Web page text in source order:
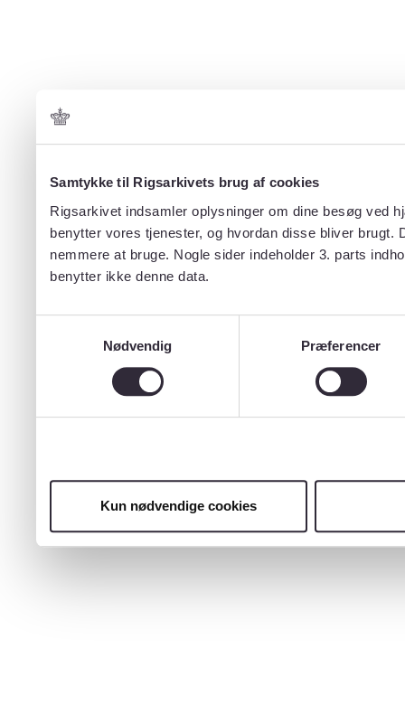
Samtykke til Rigsarkivets brug af cookies
Rigsarkivet indsamler oplysninger om dine besøg ved
benytter vores tjenester, og hvordan disse bliver
nemmere at bruge. Nogle sider indeholder 3. parts
benytter ikke denne data.
Nødvendig
Præferencer
Kun nødvendige cookies